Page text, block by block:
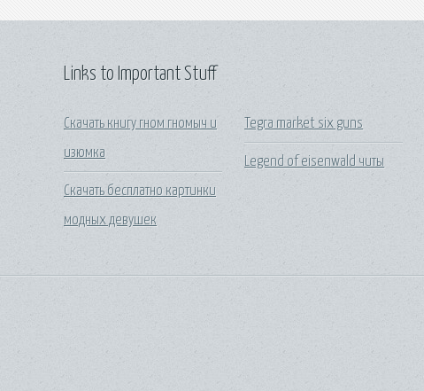
Links to Important Stuff
Скачать книгу гном гномыч и
изюмка
Скачать бесплатно картинки
модных девушек
Tegra market six guns
Legend of eisenwald читы